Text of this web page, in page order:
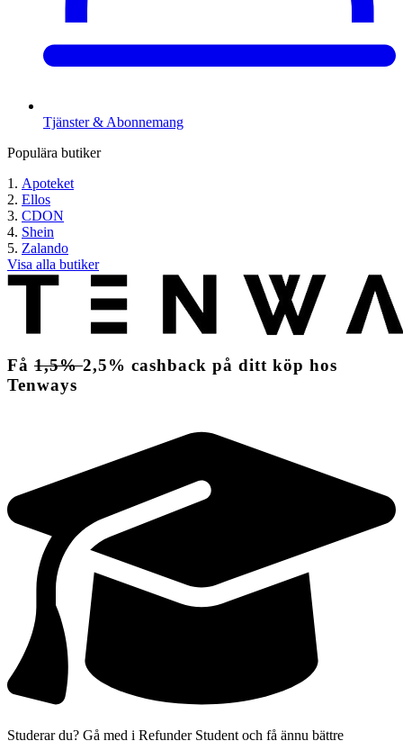
Tjänster & Abonnemang
Populära butiker
Apoteket
Ellos
CDON
Shein
Zalando
Visa alla butiker
Få 1,5%2,5% cashback på ditt köp hos
Tenways
Studerar du? Gå med i Refunder Student och få ännu bättre